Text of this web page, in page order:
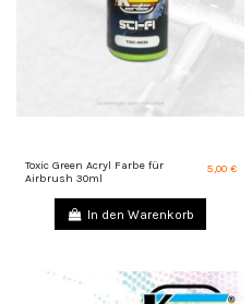
Toxic Green Acryl Farbe für
Airbrush 30ml
5,00 €
In den Warenkorb